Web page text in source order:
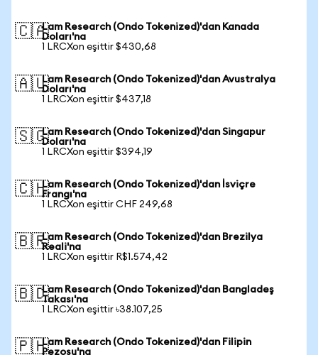
🇨🇦Lam Research (Ondo Tokenized)'dan Kanada
Doları'na
1 LRCXon eşittir $430,68
🇦🇺Lam Research (Ondo Tokenized)'dan Avustralya
Doları'na
1 LRCXon eşittir $437,18
🇸🇬Lam Research (Ondo Tokenized)'dan Singapur
Doları'na
1 LRCXon eşittir $394,19
🇨🇭Lam Research (Ondo Tokenized)'dan İsviçre
Frangı'na
1 LRCXon eşittir CHF 249,68
🇧🇷Lam Research (Ondo Tokenized)'dan Brezilya
Reali'na
1 LRCXon eşittir R$1.574,42
🇧🇩Lam Research (Ondo Tokenized)'dan Bangladeş
Takası'na
1 LRCXon eşittir ৳38.107,25
🇵🇭Lam Research (Ondo Tokenized)'dan Filipin
Pezosu'na